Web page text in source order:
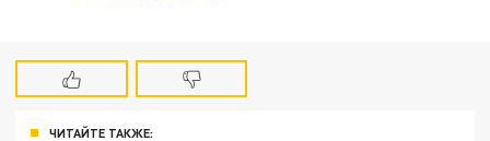
ЧИТАЙТЕ ТАКЖЕ: